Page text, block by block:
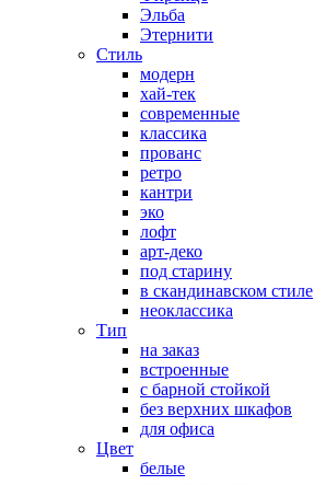
Эльба
Этернити
Стиль
модерн
хай-тек
современные
классика
прованс
ретро
кантри
эко
лофт
арт-деко
под старину
в скандинавском стиле
неоклассика
Тип
на заказ
встроенные
с барной стойкой
без верхних шкафов
для офиса
Цвет
белые